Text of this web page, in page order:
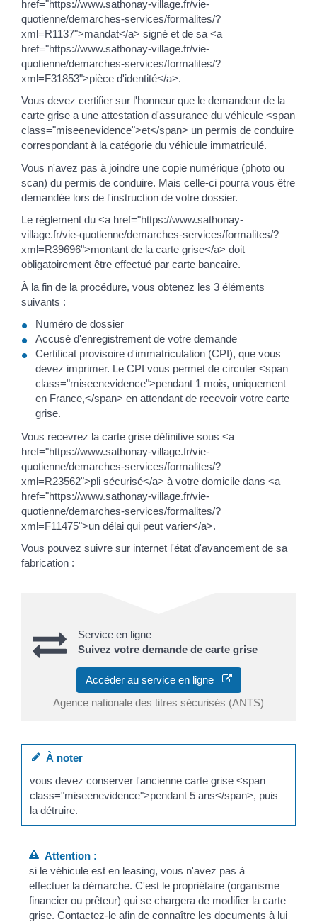
href="https://www.sathonay-village.fr/vie-
quotienne/demarches-services/formalites/?
xml=R1137">mandat</a> signé et de sa <a
href="https://www.sathonay-village.fr/vie-
quotienne/demarches-services/formalites/?
xml=F31853">pièce d'identité</a>.
Vous devez certifier sur l'honneur que le demandeur de la
carte grise a une attestation d'assurance du véhicule <span
class="miseenevidence">et</span> un permis de conduire
correspondant à la catégorie du véhicule immatriculé.
Vous n'avez pas à joindre une copie numérique (photo ou
scan) du permis de conduire. Mais celle-ci pourra vous être
demandée lors de l'instruction de votre dossier.
Le règlement du <a href="https://www.sathonay-
village.fr/vie-quotienne/demarches-services/formalites/?
xml=R39696">montant de la carte grise</a> doit
obligatoirement être effectué par carte bancaire.
À la fin de la procédure, vous obtenez les 3 éléments
suivants :
Numéro de dossier
Accusé d'enregistrement de votre demande
Certificat provisoire d'immatriculation (CPI), que vous
devez imprimer. Le CPI vous permet de circuler <span
class="miseenevidence">pendant 1 mois, uniquement
en France,</span> en attendant de recevoir votre carte
grise.
Vous recevrez la carte grise définitive sous <a
href="https://www.sathonay-village.fr/vie-
quotienne/demarches-services/formalites/?
xml=R23562">pli sécurisé</a> à votre domicile dans <a
href="https://www.sathonay-village.fr/vie-
quotienne/demarches-services/formalites/?
xml=F11475">un délai qui peut varier</a>.
Vous pouvez suivre sur internet l'état d'avancement de sa
fabrication :
Service en ligne
Suivez votre demande de carte grise
Accéder au service en ligne
Agence nationale des titres sécurisés (ANTS)
À noter
vous devez conserver l'ancienne carte grise <span
class="miseenevidence">pendant 5 ans</span>, puis
la détruire.
Attention :
si le véhicule est en leasing, vous n'avez pas à
effectuer la démarche. C'est le propriétaire (organisme
financier ou prêteur) qui se chargera de modifier la carte
grise. Contactez-le afin de connaître les documents à lui